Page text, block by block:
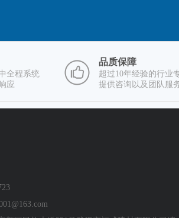
全程系统
应
品质保障
超过10年经验的行业
提供咨询以及团队服